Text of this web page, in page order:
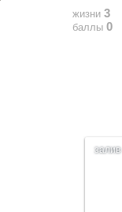
жизни 3
баллы 0
залив